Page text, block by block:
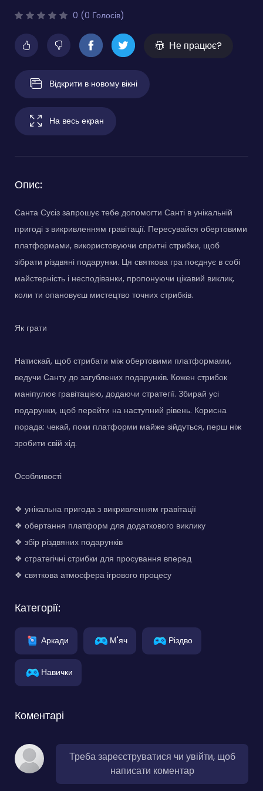
0 (0 Голосів)
Не працює?
Відкрити в новому вікні
На весь екран
Опис:
Санта Сусіз запрошує тебе допомогти Санті в унікальній
пригоді з викривленням гравітації. Пересувайся обертовими
платформами, використовуючи спритні стрибки, щоб
зібрати різдвяні подарунки. Ця святкова гра поєднує в собі
майстерність і несподіванки, пропонуючи цікавий виклик,
коли ти опановуєш мистецтво точних стрибків.
Як грати
Натискай, щоб стрибати між обертовими платформами,
ведучи Санту до загублених подарунків. Кожен стрибок
маніпулює гравітацією, додаючи стратегії. Збирай усі
подарунки, щоб перейти на наступний рівень. Корисна
порада: чекай, поки платформи майже зійдуться, перш ніж
зробити свій хід.
Особливості
❖ унікальна пригода з викривленням гравітації
❖ обертання платформ для додаткового виклику
❖ збір різдвяних подарунків
❖ стратегічні стрибки для просування вперед
❖ святкова атмосфера ігрового процесу
Категорії:
Аркади М'яч Різдво
Навички
Коментарі
Треба зареєструватися чи увійти, щоб
написати коментар